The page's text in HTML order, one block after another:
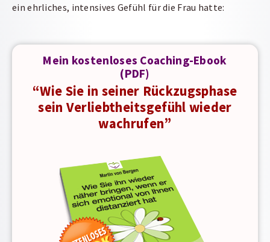
ein ehrliches, intensives Gefühl für die Frau hatte:
Mein kostenloses Coaching-Ebook
(PDF)
“Wie Sie in seiner Rückzugsphase
sein Verliebtheitsgefühl wieder
wachrufen”